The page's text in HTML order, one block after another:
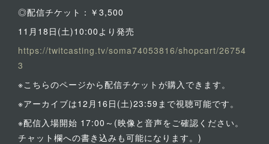
◎配信チケット：￥3,500
11月18日(土)10:00より発売
https://twitcasting.tv/soma74053816/shopcart/26754
3
※こちらのページから配信チケットが購入できます。
※アーカイブは12月16日(土)23:59まで視聴可能です。
※配信入場開始 17:00～(映像と音声をご確認ください。
チャット欄への書き込みも可能になります。)